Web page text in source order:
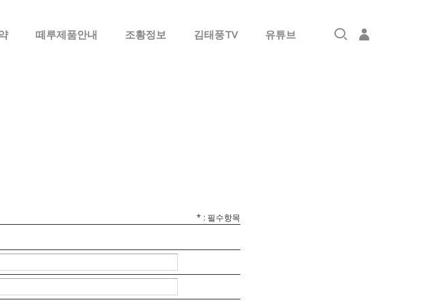
떼루제품안내 조황정보 김태풍TV 유튜브
* : 필수항목